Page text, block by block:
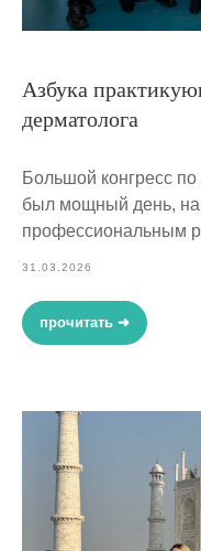
Азбука
дерматолога
Большой конгресс
был мощный день,
профессиональным
31.03.2026
прочитать ➜